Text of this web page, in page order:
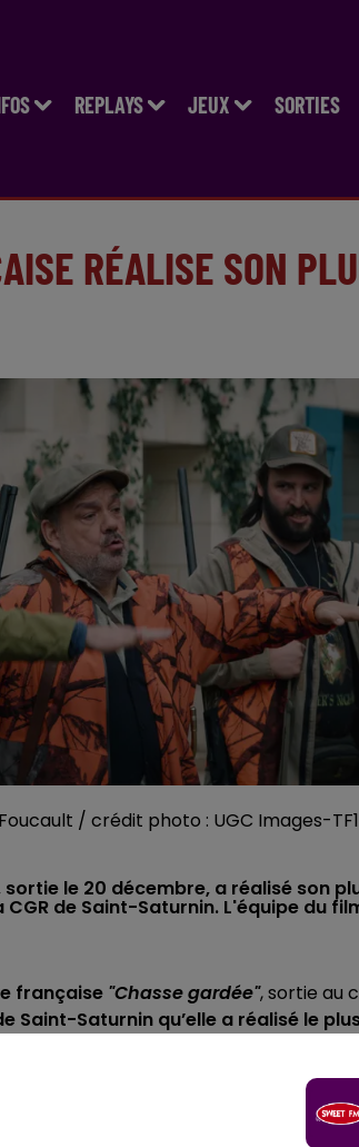
REPLAYS JEUX SORTIES
RÉALISE SON
/ crédit photo : UGC Images-
le 20 décembre, a réalisé son
de Saint-Saturnin. L'équipe du
française "Chasse gardée", sortie au
Saint-Saturnin qu’elle a réalisé le
ce cinéma sarthois
à 20h, pour fêter ce succès